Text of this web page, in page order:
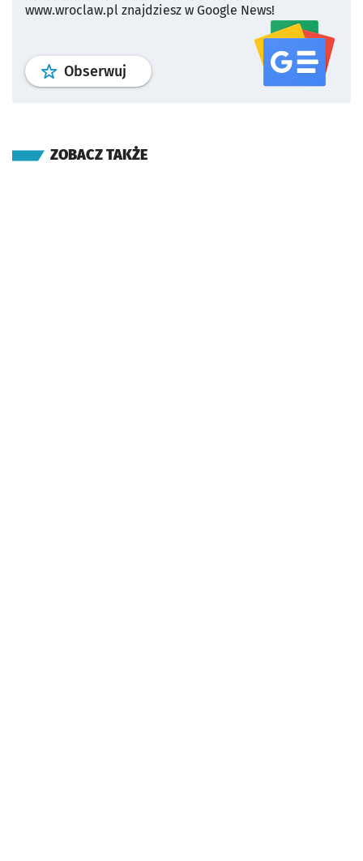
www.wroclaw.pl znajdziesz w Google News!
Obserwuj profil serwisu
ZOBACZ TAKŻE